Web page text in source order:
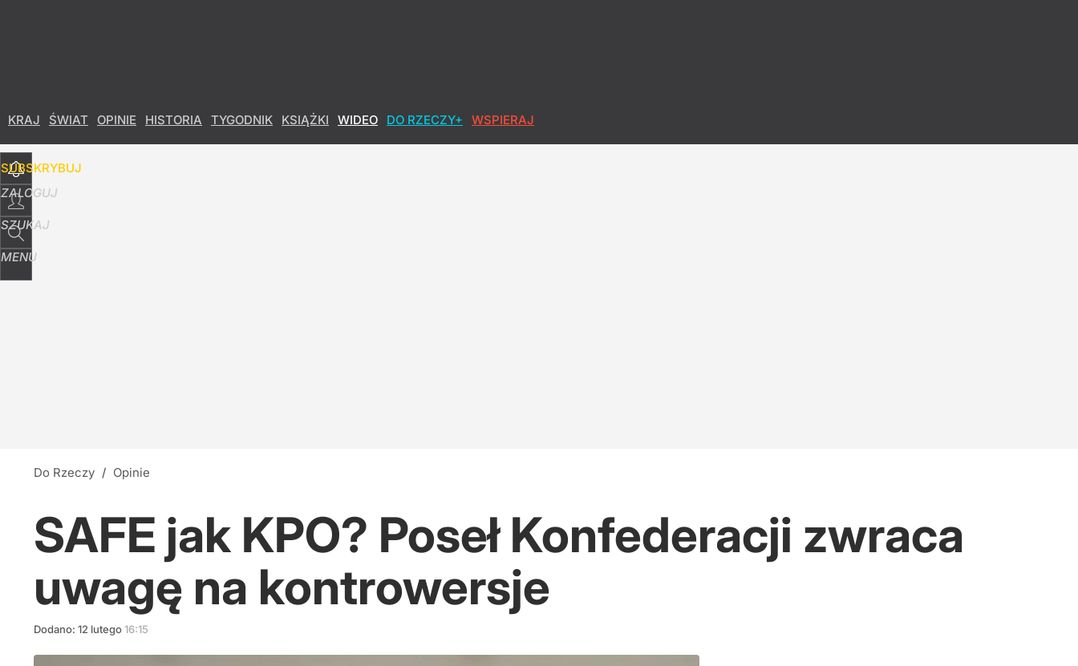
KRAJ ŚWIAT OPINIE HISTORIA TYGODNIK KSIĄŻKI WIDEO DO RZECZY+ WSPIERAJ
SUBSKRYBUJ
ZALOGUJ
SZUKAJ
MENU
Do Rzeczy / Opinie
SAFE jak KPO? Poseł Konfederacji zwraca
uwagę na kontrowersje
Dodano: 12 lutego16:15